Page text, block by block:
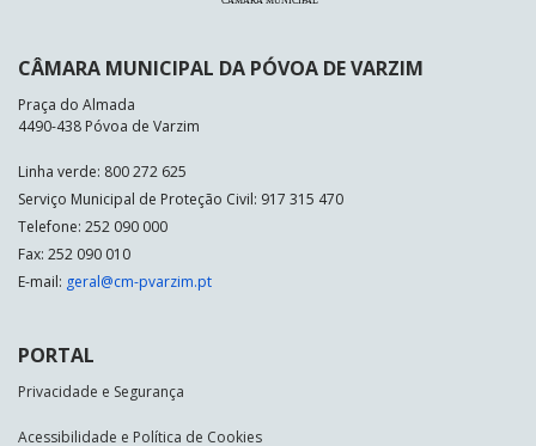
CÂMARA MUNICIPAL DA PÓVOA DE VARZIM
Praça do Almada
4490-438 Póvoa de Varzim
Linha verde: 800 272 625
Serviço Municipal de Proteção Civil: 917 315 470
Telefone: 252 090 000
Fax: 252 090 010
E-mail: geral@cm-pvarzim.pt
PORTAL
Privacidade e Segurança
Acessibilidade e Política de Cookies